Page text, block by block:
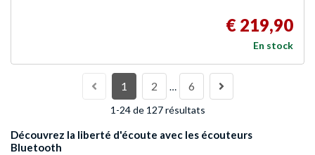
€ 219,90
En stock
1 2 … 6
1-24 de 127 résultats
Découvrez la liberté d'écoute avec les écouteurs
Bluetooth